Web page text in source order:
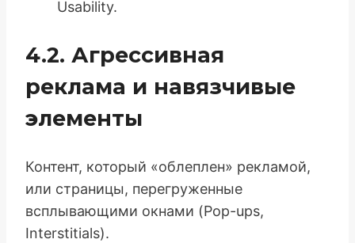
Usability.
4.2. Агрессивная
реклама и навязчивые
элементы
Контент, который «облеплен» рекламой,
или страницы, перегруженные
всплывающими окнами (Pop-ups,
Interstitials).